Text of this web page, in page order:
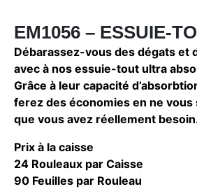
EM1056 – ESSUIE-
Débarassez-vous des dégats et
avec à nos essuie-tout ultra
Grâce à leur capacité
ferez des économies en ne vous
que vous avez réellement
Prix à la caisse
24 Rouleaux par Caisse
90 Feuilles par Rouleau